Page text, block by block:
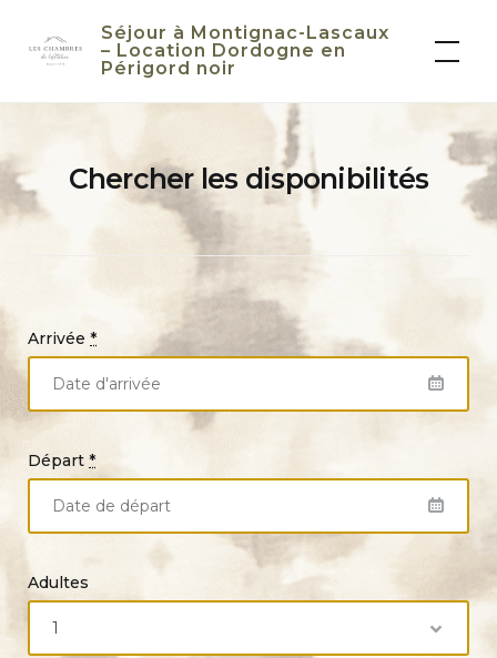
Séjour à Montignac-Lascaux
– Location Dordogne en
Périgord noir
Chercher les disponibilités
Arrivée *
Départ *
Adultes